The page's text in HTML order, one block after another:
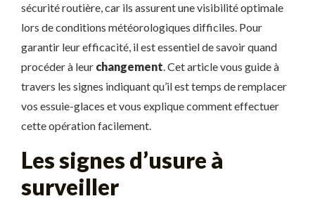
sécurité routière, car ils assurent une visibilité optimale
lors de conditions météorologiques difficiles. Pour
garantir leur efficacité, il est essentiel de savoir quand
procéder à leur changement. Cet article vous guide à
travers les signes indiquant qu’il est temps de remplacer
vos essuie-glaces et vous explique comment effectuer
cette opération facilement.
Les signes d’usure à
surveiller